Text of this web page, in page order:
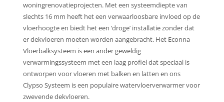
woningrenovatieprojecten. Met een systeemdiepte van
slechts 16 mm heeft het een verwaarloosbare invloed op de
vloerhoogte en biedt het een ‘droge’ installatie zonder dat
er dekvloeren moeten worden aangebracht. Het Econna
Vloerbalksysteem is een ander geweldig
verwarmingssysteem met een laag profiel dat speciaal is
ontworpen voor vloeren met balken en latten en ons
Clypso Systeem is een populaire watervloerverwarmer voor
zwevende dekvloeren.